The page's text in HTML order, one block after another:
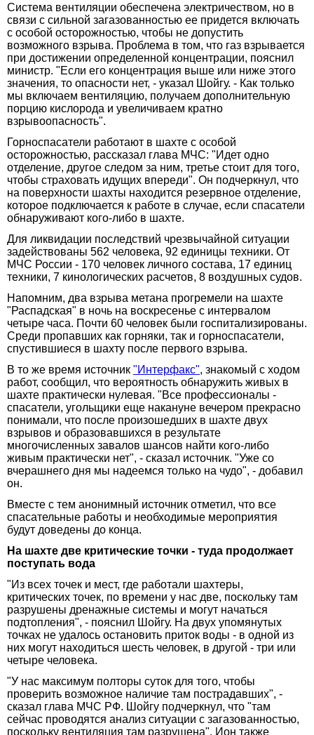
Система вентиляции обеспечена электричеством, но в
связи с сильной загазованностью ее придется включать
с особой осторожностью, чтобы не допустить
возможного взрыва. Проблема в том, что газ взрывается
при достижении определенной концентрации, пояснил
министр. "Если его концентрация выше или ниже этого
значения, то опасности нет, - указал Шойгу. - Как только
мы включаем вентиляцию, получаем дополнительную
порцию кислорода и увеличиваем кратно
взрывоопасность".
Горноспасатели работают в шахте с особой
осторожностью, рассказал глава МЧС: "Идет одно
отделение, другое следом за ним, третье стоит для того,
чтобы страховать идущих впереди". Он подчеркнул, что
на поверхности шахты находится резервное отделение,
которое подключается к работе в случае, если спасатели
обнаруживают кого-либо в шахте.
Для ликвидации последствий чрезвычайной ситуации
задействованы 562 человека, 92 единицы техники. От
МЧС России - 170 человек личного состава, 17 единиц
техники, 7 кинологических расчетов, 8 воздушных судов.
Напомним, два взрыва метана прогремели на шахте
"Распадская" в ночь на воскресенье с интервалом
четыре часа. Почти 60 человек были госпитализированы.
Среди пропавших как горняки, так и горноспасатели,
спустившиеся в шахту после первого взрыва.
В то же время источник "Интерфакс", знакомый с ходом
работ, сообщил, что вероятность обнаружить живых в
шахте практически нулевая. "Все профессионалы -
спасатели, угольщики еще накануне вечером прекрасно
понимали, что после произошедших в шахте двух
взрывов и образовавшихся в результате
многочисленных завалов шансов найти кого-либо
живым практически нет", - сказал источник. "Уже со
вчерашнего дня мы надеемся только на чудо", - добавил
он.
Вместе с тем анонимный источник отметил, что все
спасательные работы и необходимые мероприятия
будут доведены до конца.
На шахте две критические точки - туда продолжает
поступать вода
"Из всех точек и мест, где работали шахтеры,
критических точек, по времени у нас две, поскольку там
разрушены дренажные системы и могут начаться
подтопления", - пояснил Шойгу. На двух упомянутых
точках не удалось остановить приток воды - в одной из
них могут находиться шесть человек, в другой - три или
четыре человека.
"У нас максимум полторы суток для того, чтобы
проверить возможное наличие там пострадавших", -
сказал глава МЧС РФ. Шойгу подчеркнул, что "там
сейчас проводятся анализ ситуации с загазованностью,
поскольку вентиляция там разрушена". Ион также